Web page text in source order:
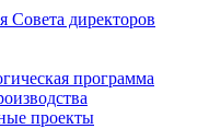
Совета директоров
программа
проекты